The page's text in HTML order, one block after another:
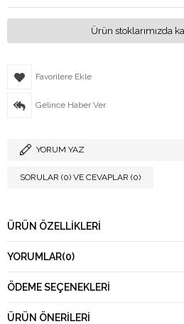
Ürün stoklarımızda
Favorilere Ekle
Gelince Haber Ver
YORUM YAZ
SORULAR (0) VE CEVAPLAR (0)
ÜRÜN ÖZELLIKLERI
YORUMLAR(0)
ÖDEME SEÇENEKLERI
ÜRÜN ÖNERILERI